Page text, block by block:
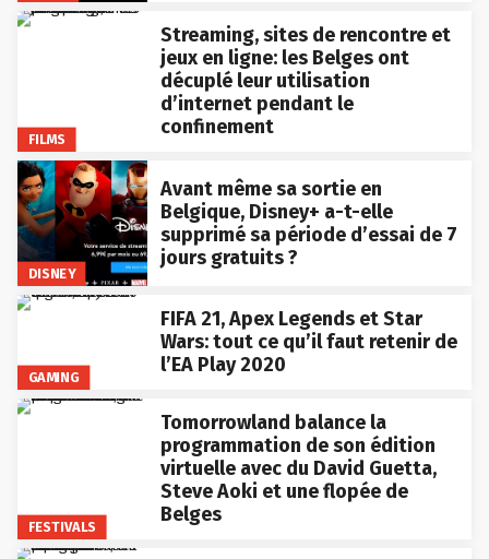
FILMS
Streaming, sites de rencontre et
jeux en ligne: les Belges ont
décuplé leur utilisation
d’internet pendant le
confinement
DISNEY
Avant même sa sortie en
Belgique, Disney+ a-t-elle
supprimé sa période d’essai de 7
jours gratuits ?
GAMING
FIFA 21, Apex Legends et Star
Wars: tout ce qu’il faut retenir de
l’EA Play 2020
FESTIVALS
Tomorrowland balance la
programmation de son édition
virtuelle avec du David Guetta,
Steve Aoki et une flopée de
Belges